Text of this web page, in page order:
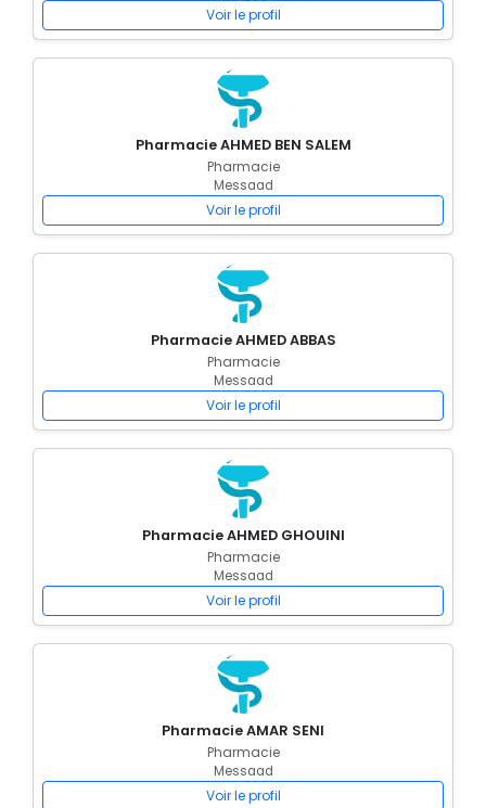
Voir le profil
Pharmacie AHMED BEN SALEM
Pharmacie
Messaad
Voir le profil
Pharmacie AHMED ABBAS
Pharmacie
Messaad
Voir le profil
Pharmacie AHMED GHOUINI
Pharmacie
Messaad
Voir le profil
Pharmacie AMAR SENI
Pharmacie
Messaad
Voir le profil